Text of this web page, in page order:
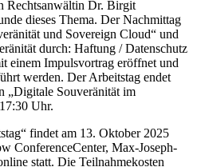
Rechtsanwältin Dr. Birgit
dieses Thema. Der Nachmittag
und Sovereign Cloud“ und
durch: Haftung / Datenschutz
einem Impulsvortrag eröffnet und
werden. Der Arbeitstag endet
„Digitale Souveränität im
Uhr.
findet am 13. Oktober 2025
ConferenceCenter, Max-Joseph-
statt. Die Teilnahmekosten